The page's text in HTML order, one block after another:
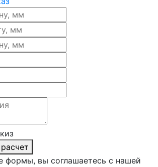
формы, вы соглашаетесь с нашей